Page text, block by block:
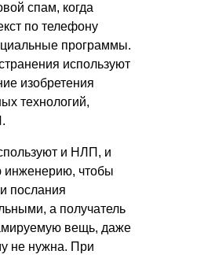
спам, когда
по телефону
программы.
используют
изобретения
технологий,
и НЛП, и
инженерию, чтобы
послания
а получатель
вещь, даже
не нужна. При